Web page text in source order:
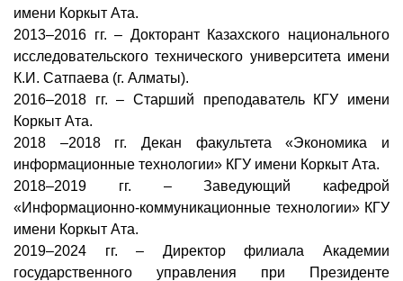
имени Коркыт Ата.
2013–2016 гг. – Докторант Казахского национального
исследовательского технического университета имени
К.И. Сатпаева (г. Алматы).
2016–2018 гг. – Старший преподаватель КГУ имени
Коркыт Ата.
2018 –2018 гг. Декан факультета «Экономика и
информационные технологии» КГУ имени Коркыт Ата.
2018–2019 гг. – Заведующий кафедрой
«Информационно-коммуникационные технологии» КГУ
имени Коркыт Ата.
2019–2024 гг. – Директор филиала Академии
государственного управления при Президенте